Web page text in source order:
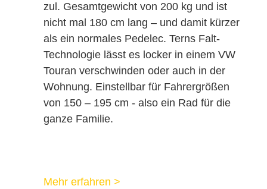
Tern Falträder
vsf fahrradmanufaktur
Victoria
tout terrain
vsf fahrradmanufaktur
zul. Gesamtgewicht von 200 kg und ist
nicht mal 180 cm lang – und damit kürzer
als ein normales Pedelec. Terns Falt-
Technologie lässt es locker in einem VW
Touran verschwinden oder auch in der
Wohnung. Einstellbar für Fahrergrößen
von 150 – 195 cm - also ein Rad für die
ganze Familie.
Mehr erfahren >